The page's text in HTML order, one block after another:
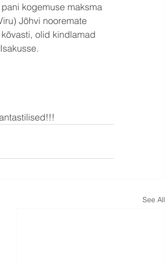
kogemuse maksma
Jõhvi nooremate
olid kindlamad
See All